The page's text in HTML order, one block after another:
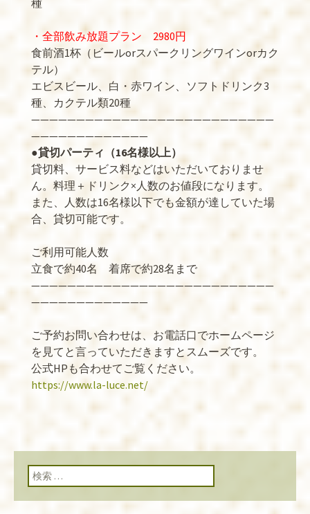
種
・全部飲み放題プラン 2980円
食前酒1杯（ビールorスパークリングワインorカク
テル）
エビスビール、白・赤ワイン、ソフトドリンク3
種、カクテル類20種
———————————————————————————
—————————————
●貸切パーティ（16名様以上）
貸切料、サービス料などはいただいておりませ
ん。料理＋ドリンク×人数のお値段になります。
また、人数は16名様以下でも金額が達していた場
合、貸切可能です。
ご利用可能人数
立食で約40名 着席で約28名まで
———————————————————————————
—————————————
ご予約お問い合わせは、お電話口でホームページ
を見てと言っていただきますとスムーズです。
公式HPも合わせてご覧ください。
https://www.la-luce.net/
検索: